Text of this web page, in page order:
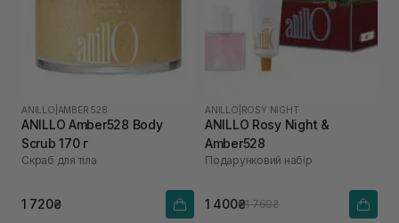
ANILLO AMBER 528
ANILLO Amber528 Body
Scrub 170 г
Скраб для тіла
1 720₴
ANILLO ROSY NIGHT
ANILLO Rosy Night &
Amber528
Подарунковий набір
1 400₴1 760₴